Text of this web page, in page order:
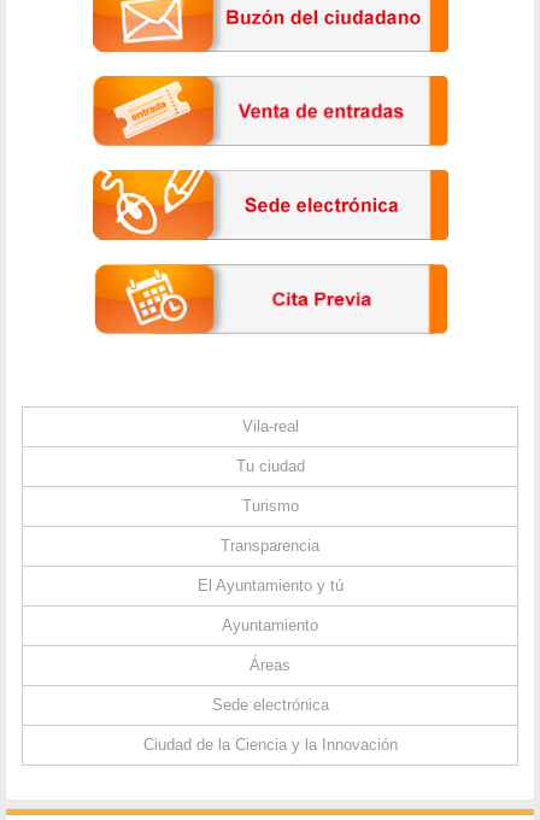
Vila-real
Tu ciudad
Turismo
Transparencia
El Ayuntamiento y tú
Ayuntamiento
Áreas
Sede electrónica
Ciudad de la Ciencia y la Innovación